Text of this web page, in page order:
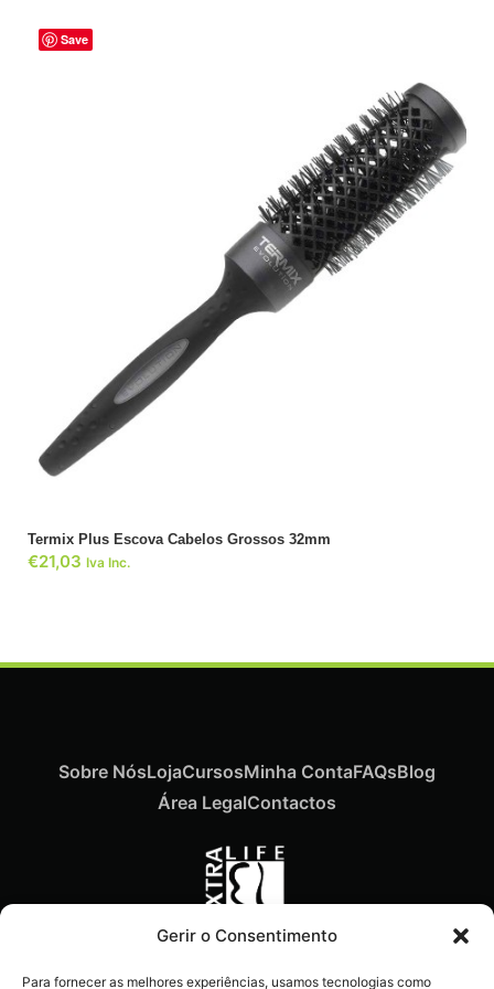
Gerir o Consentimento
Para fornecer as melhores experiências, usamos tecnologias como
Save
Termix Plus Escova Cabelos Grossos 32mm
€21,03 Iva Inc.
Sobre NósLojaCursosMinha ContaFAQsBlog
Área LegalContactos